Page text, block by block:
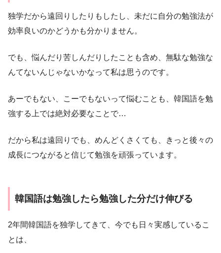
独学だから遠回りしたりもしたし、未だに自分の勉強法が
効率良いのかどうかも分かりません。
でも、悩んだり苦しんだりしたことも含め、無駄な勉強な
んてないんじゃないかなって私は思うのです。
あーでもない、こーでもないって悩むことも、韓国語を勉
強する上では絶対必要なことで…
だから私は遠回りでも、めんどくさくても、きっと後々の
成長につながると信じて勉強を頑張っています。
韓国語は勉強したら勉強した分だけ伸びる
2年間韓国語を独学してきて、今でも日々実感しているこ
とは、